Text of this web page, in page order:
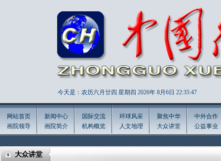
今天是：农历六月廿四 星期四 2026年 8月6日 22:35:48
网站首页
画院领导
新闻中心
画院简介
国际交流
机构概览
环球风采
人文地理
聚焦中华
大众讲堂
中外合作
公益事业
大众讲堂